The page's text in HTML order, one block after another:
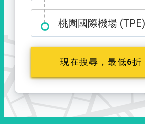
桃園國際機場 (TPE)
現在搜尋，最低6